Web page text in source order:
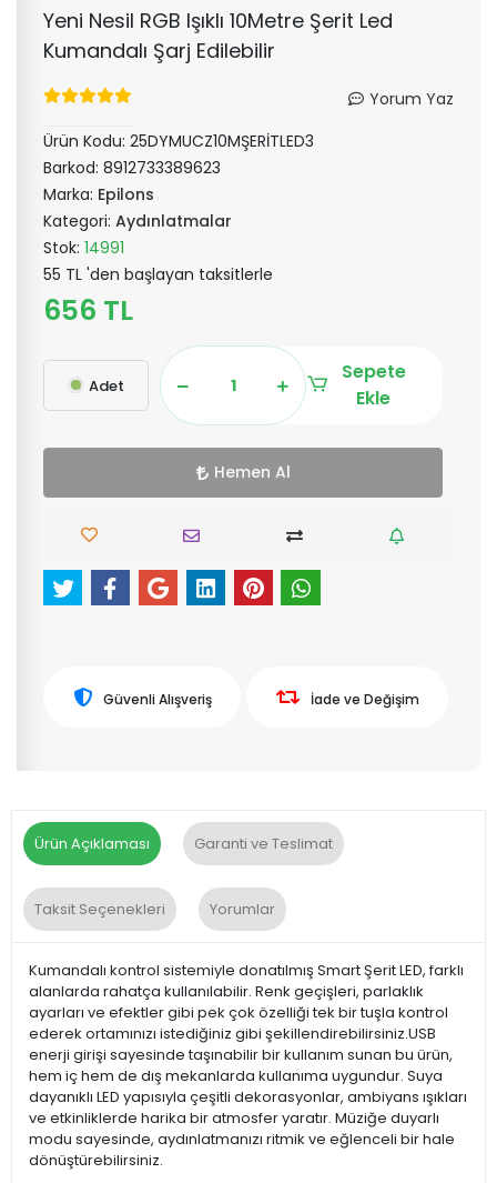
Yeni Nesil RGB Işıklı 10Metre Şerit Led
Kumandalı Şarj Edilebilir
Yorum Yaz
Ürün Kodu: 25DYMUCZ10MŞERİTLED3
Barkod: 8912733389623
Marka: Epilons
Kategori: Aydınlatmalar
Stok: 14991
55 TL 'den başlayan taksitlerle
656 TL
Adet
Sepete
Ekle
Hemen Al
Güvenli Alışveriş İade ve Değişim
Ürün Açıklaması Garanti ve Teslimat
Taksit Seçenekleri Yorumlar
Kumandalı kontrol sistemiyle donatılmış Smart Şerit LED, farklı
alanlarda rahatça kullanılabilir. Renk geçişleri, parlaklık
ayarları ve efektler gibi pek çok özelliği tek bir tuşla kontrol
ederek ortamınızı istediğiniz gibi şekillendirebilirsiniz.USB
enerji girişi sayesinde taşınabilir bir kullanım sunan bu ürün,
hem iç hem de dış mekanlarda kullanıma uygundur. Suya
dayanıklı LED yapısıyla çeşitli dekorasyonlar, ambiyans ışıkları
ve etkinliklerde harika bir atmosfer yaratır. Müziğe duyarlı
modu sayesinde, aydınlatmanızı ritmik ve eğlenceli bir hale
dönüştürebilirsiniz.